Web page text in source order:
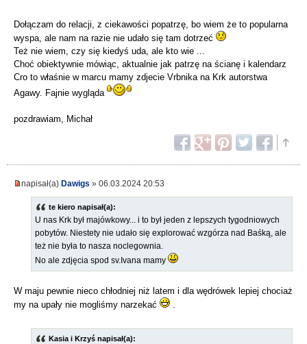
Dołączam do relacji, z ciekawości popatrzę, bo wiem że to popularna
wyspa, ale nam na razie nie udało się tam dotrzeć
Też nie wiem, czy się kiedyś uda, ale kto wie ...
Choć obiektywnie mówiąc, aktualnie jak patrzę na ścianę i kalendarz
Cro to właśnie w marcu mamy zdjecie Vrbnika na Krk autorstwa
Agawy. Fajnie wygląda
pozdrawiam, Michał
napisał(a) Dawigs » 06.03.2024 20:53
te kiero napisał(a):
U nas Krk był majówkowy... i to był jeden z lepszych tygodniowych
pobytów. Niestety nie udało się explorować wzgórza nad Baśką, ale
też nie była to nasza noclegownia.
No ale zdjęcia spod sv.Ivana mamy
W maju pewnie nieco chłodniej niż latem i dla wędrówek lepiej chociaż
my na upały nie mogliśmy narzekać
.
Kasia i Krzyś napisał(a):